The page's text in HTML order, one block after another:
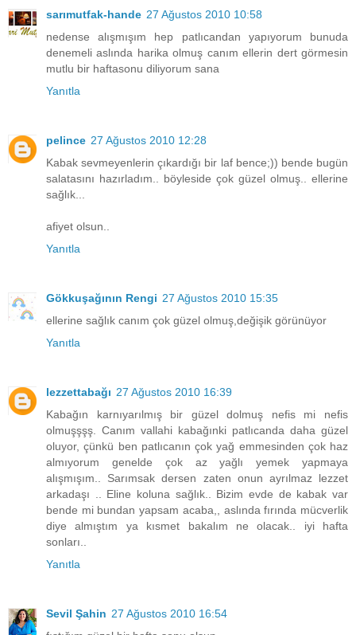
sarımutfak-hande 27 Ağustos 2010 10:58
nedense alışmışım hep patlıcandan yapıyorum bunuda
denemeli aslında harika olmuş canım ellerin dert görmesin
mutlu bir haftasonu diliyorum sana
Yanıtla
pelince 27 Ağustos 2010 12:28
Kabak sevmeyenlerin çıkardığı bir laf bence;)) bende bugün
salatasını hazırladım.. böyleside çok güzel olmuş.. ellerine
sağlık...
afiyet olsun..
Yanıtla
Gökkuşağının Rengi 27 Ağustos 2010 15:35
ellerine sağlık canım çok güzel olmuş,değişik görünüyor
Yanıtla
lezzettabağı 27 Ağustos 2010 16:39
Kabağın karnıyarılmış bir güzel dolmuş nefis mi nefis
olmuşşşş. Canım vallahi kabağınki patlıcanda daha güzel
oluyor, çünkü ben patlıcanın çok yağ emmesinden çok haz
almıyorum genelde çok az yağlı yemek yapmaya
alışmışım.. Sarımsak dersen zaten onun ayrılmaz lezzet
arkadaşı .. Eline koluna sağlık.. Bizim evde de kabak var
bende mi bundan yapsam acaba,, aslında fırında mücverlik
diye almıştım ya kısmet bakalım ne olacak.. iyi hafta
sonları..
Yanıtla
Sevil Şahin 27 Ağustos 2010 16:54